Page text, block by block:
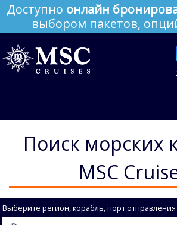
Доступно онлайн
выбором пакетов,
Поиск морских
MSC
Выберите регион, корабль, порт